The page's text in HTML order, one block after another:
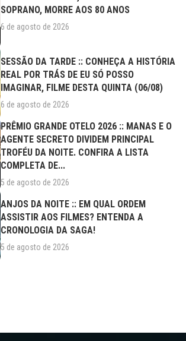
SOPRANO, MORRE AOS 80 ANOS
6 de agosto de 2026
SESSÃO DA TARDE :: CONHEÇA A HISTÓRIA
REAL POR TRÁS DE EU SÓ POSSO
IMAGINAR, FILME DESTA QUINTA (06/08)
6 de agosto de 2026
PRÊMIO GRANDE OTELO 2026 :: MANAS E O
AGENTE SECRETO DIVIDEM PRINCIPAL
TROFÉU DA NOITE. CONFIRA A LISTA
COMPLETA DE...
5 de agosto de 2026
ANJOS DA NOITE :: EM QUAL ORDEM
ASSISTIR AOS FILMES? ENTENDA A
CRONOLOGIA DA SAGA!
5 de agosto de 2026